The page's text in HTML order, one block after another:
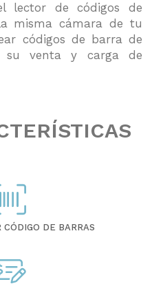
lector de códigos de
misma cámara de tu
códigos de barra de
su venta y carga de
DE BARRAS